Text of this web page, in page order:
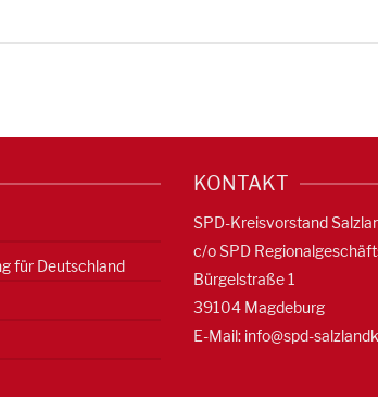
für Deutschland
KONTAKT
SPD-Kreisvorstand
c/o SPD
Bürgelstraße 1
39104 Magdeburg
E-Mail: info@spd-